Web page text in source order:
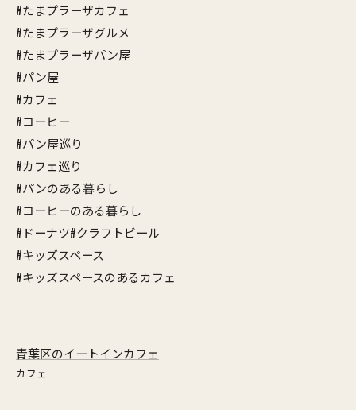
#たまプラーザカフェ
#たまプラーザグルメ
#たまプラーザパン屋
#パン屋
#カフェ
#コーヒー
#パン屋巡り
#カフェ巡り
#パンのある暮らし
#コーヒーのある暮らし
#ドーナツ#クラフトビール
#キッズスペース
#キッズスペースのあるカフェ
青葉区のイートインカフェ
カフェ